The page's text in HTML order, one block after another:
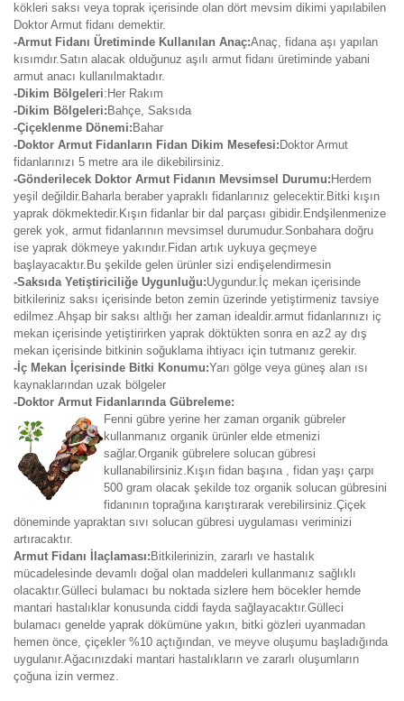
kökleri saksı veya toprak içerisinde olan dört mevsim dikimi yapılabilen
Doktor Armut fidanı demektir.
-Armut Fidanı Üretiminde Kullanılan Anaç:Anaç, fidana aşı yapılan
kısımdır.Satın alacak olduğunuz aşılı armut fidanı üretiminde yabani
armut anacı kullanılmaktadır.
-Dikim Bölgeleri:Her Rakım
-Dikim Bölgeleri: Bahçe, Saksıda
-Çiçeklenme Dönemi: Bahar
-Doktor Armut Fidanların Fidan Dikim Mesefesi: Doktor Armut
fidanlarınızı 5 metre ara ile dikebilirsiniz.
-Gönderilecek Doktor Armut Fidanın Mevsimsel Durumu: Herdem
yeşil değildir.Baharla beraber yapraklı fidanlarınız gelecektir.Bitki kışın
yaprak dökmektedir.Kışın fidanlar bir dal parçası gibidir.Endşilenmenize
gerek yok, armut fidanlarının mevsimsel durumudur.Sonbahara doğru
ise yaprak dökmeye yakındır.Fidan artık uykuya geçmeye
başlayacaktır.Bu şekilde gelen ürünler sizi endişelendirmesin
-Saksıda Yetiştiriciliğe Uygunluğu:Uygundur.İç mekan içerisinde
bitkileriniz saksı içerisinde beton zemin üzerinde yetiştirmeniz tavsiye
edilmez.Ahşap bir saksı altlığı her zaman idealdir.armut fidanlarınızı iç
mekan içerisinde yetiştirirken yaprak döktükten sonra en az2 ay dış
mekan içerisinde bitkinin soğuklama ihtiyacı için tutmanız gerekir.
-İç Mekan İçerisinde Bitki Konumu:Yarı gölge veya güneş alan ısı
kaynaklarından uzak bölgeler
-Doktor Armut Fidanlarında Gübreleme:
Fenni gübre yerine her zaman organik gübreler
kullanmanız organik ürünler elde etmenizi
sağlar.Organik gübrelere solucan gübresi
kullanabilirsiniz.Kışın fidan başına , fidan yaşı çarpı
500 gram olacak şekilde toz organik solucan gübresini
fidanının toprağına karıştırarak verebilirsiniz.Çiçek
döneminde yapraktan sıvı solucan gübresi uygulaması veriminizi
artıracaktır.
Armut Fidanı İlaçlaması: Bitkilerinizin, zararlı ve hastalık
mücadelesinde devamlı doğal olan maddeleri kullanmanız sağlıklı
olacaktır.Gülleci bulamacı bu noktada sizlere hem böcekler hemde
mantari hastalıklar konusunda ciddi fayda sağlayacaktır.Gülleci
bulamacı genelde yaprak dökümüne yakın, bitki gözleri uyanmadan
hemen önce, çiçekler %10 açtığından, ve meyve oluşumu başladığında
uygulanır.Ağacınızdaki mantari hastalıkların ve zararlı oluşumların
çoğuna izin vermez.